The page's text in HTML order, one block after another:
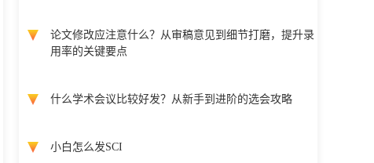
论文修改应注意什么？从审稿意见到细节打磨，提升录
用率的关键要点
什么学术会议比较好发？从新手到进阶的选会攻略
小白怎么发SCI